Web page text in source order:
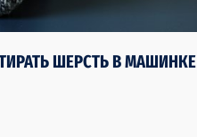
ШЕРСТЬ В МАШИНКЕ